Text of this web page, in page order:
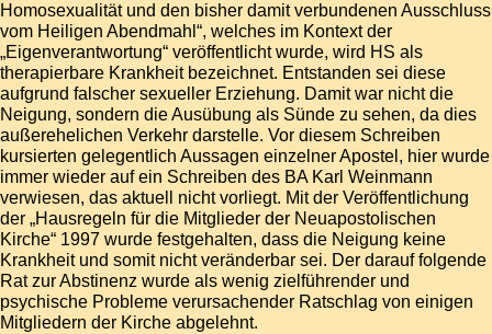
Homosexualität und den bisher damit verbundenen Ausschluss
vom Heiligen Abendmahl“, welches im Kontext der
„Eigenverantwortung“ veröffentlicht wurde, wird HS als
therapierbare Krankheit bezeichnet. Entstanden sei diese
aufgrund falscher sexueller Erziehung. Damit war nicht die
Neigung, sondern die Ausübung als Sünde zu sehen, da dies
außerehelichen Verkehr darstelle. Vor diesem Schreiben
kursierten gelegentlich Aussagen einzelner Apostel, hier wurde
immer wieder auf ein Schreiben des BA Karl Weinmann
verwiesen, das aktuell nicht vorliegt. Mit der Veröffentlichung
der „Hausregeln für die Mitglieder der Neuapostolischen
Kirche“ 1997 wurde festgehalten, dass die Neigung keine
Krankheit und somit nicht veränderbar sei. Der darauf folgende
Rat zur Abstinenz wurde als wenig zielführender und
psychische Probleme verursachender Ratschlag von einigen
Mitgliedern der Kirche abgelehnt.